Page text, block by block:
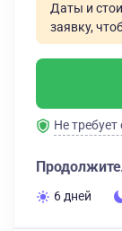
Даты и
заявку,
Не
6 дней